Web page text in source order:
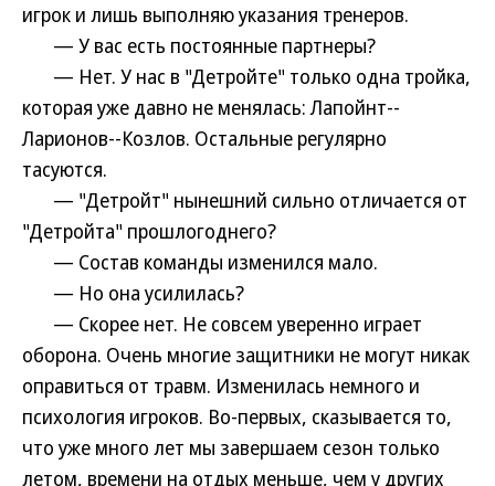
игрок и лишь выполняю указания тренеров.
— У вас есть постоянные партнеры?
— Нет. У нас в "Детройте" только одна тройка,
которая уже давно не менялась: Лапойнт--
Ларионов--Козлов. Остальные регулярно
тасуются.
— "Детройт" нынешний сильно отличается от
"Детройта" прошлогоднего?
— Состав команды изменился мало.
— Но она усилилась?
— Скорее нет. Не совсем уверенно играет
оборона. Очень многие защитники не могут никак
оправиться от травм. Изменилась немного и
психология игроков. Во-первых, сказывается то,
что уже много лет мы завершаем сезон только
летом, времени на отдых меньше, чем у других